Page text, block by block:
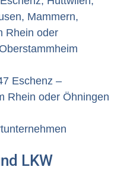
Mammern,
Rhein oder
Eschenz –
Rhein oder Öhningen
LKW